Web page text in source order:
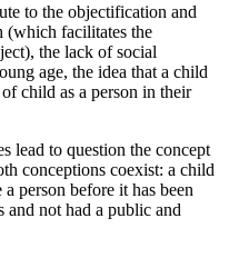
to the objectification and
(which facilitates the
the lack of social
age, the idea that a child
child as a person in their
lead to question the concept
conceptions coexist: a child
person before it has been
and not had a public and